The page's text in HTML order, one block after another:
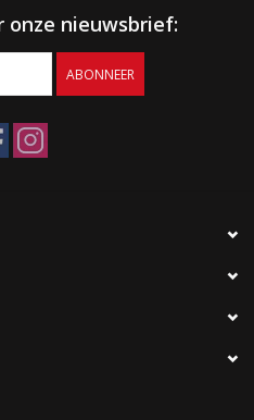
onze nieuwsbrief:
ABONNEER